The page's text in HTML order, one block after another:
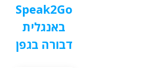
Speak2Go
באנגלית
דבורה בגפן